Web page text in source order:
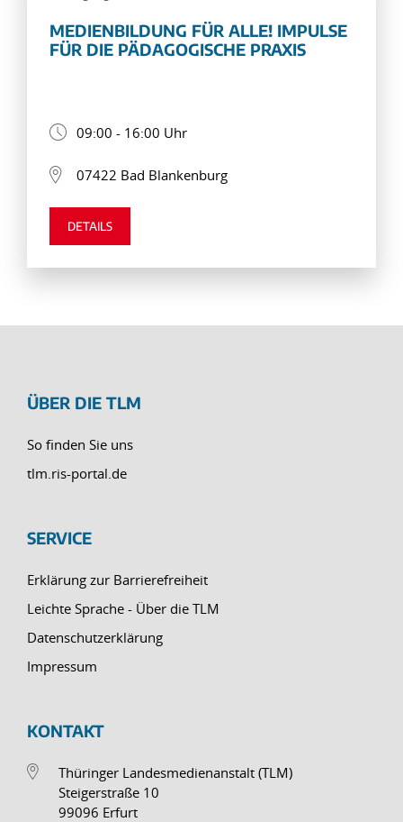
MEDIENBILDUNG FÜR ALLE! IMPULSE
FÜR DIE PÄDAGOGISCHE PRAXIS
09:00 - 16:00 Uhr
07422 Bad Blankenburg
DETAILS
ÜBER DIE TLM
So finden Sie uns
tlm.ris-portal.de
SERVICE
Erklärung zur Barrierefreiheit
Leichte Sprache - Über die TLM
Datenschutzerklärung
Impressum
KONTAKT
Thüringer Landesmedienanstalt (TLM)
Steigerstraße 10
99096 Erfurt